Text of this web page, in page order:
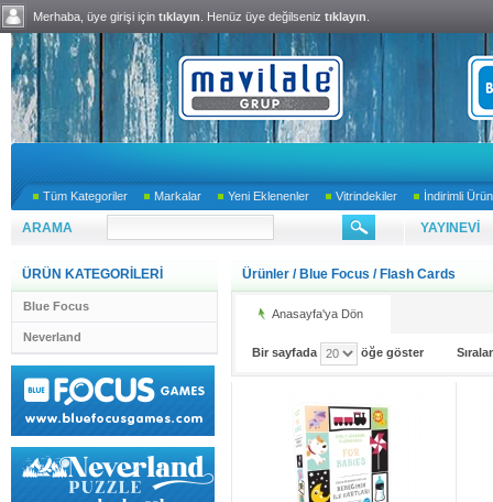
Merhaba, üye girişi için tıklayın . Henüz üye değilseniz tıklayın
Tüm Kategoriler Markalar Yeni Eklenenler Vitrindekiler İndirimli
ARAMA YAYINEVİ
ÜRÜN KATEGORİLERİ
Blue Focus
Neverland
Ürünler / Blue Focus / Flash Cards
Anasayfa'ya Dön
Bir sayfada öğe göster